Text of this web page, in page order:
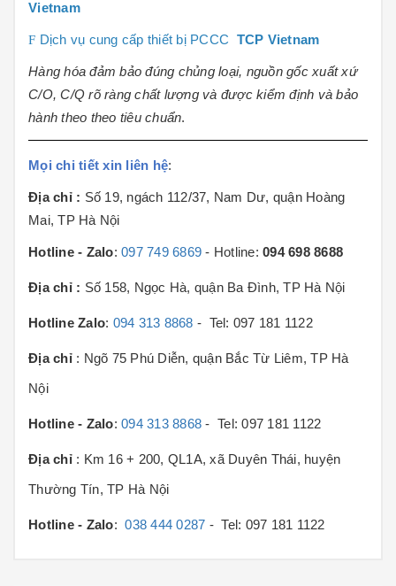
Vietnam
F Dịch vụ cung cấp thiết bị PCCC TCP Vietnam
Hàng hóa đảm bảo đúng chủng loại, nguồn gốc xuất xứ
C/O, C/Q rõ ràng chất lượng và được kiểm định và bảo
hành theo theo tiêu chuẩn.
Mọi chi tiết xin liên hệ:
Địa chỉ : Số 19, ngách 112/37, Nam Dư, quận Hoàng
Mai, TP Hà Nội
Hotline - Zalo: 097 749 6869- Hotline: 094 698 8688
Địa chỉ : Số 158, Ngọc Hà, quận Ba Đình, TP Hà Nội
Hotline Zalo: 094 313 8868 - Tel: 097 181 1122
Địa chỉ : Ngõ 75 Phú Diễn, quận Bắc Từ Liêm, TP Hà
Nội
Hotline - Zalo: 094 313 8868- Tel: 097 181 1122
Địa chỉ : Km 16 + 200, QL1A, xã Duyên Thái, huyện
Thường Tín, TP Hà Nội
Hotline - Zalo:038 444 0287 - Tel: 097 181 1122